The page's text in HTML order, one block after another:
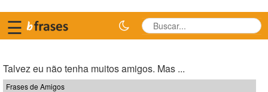
☰
Talvez eu não tenha muitos amigos. Mas ...
Frases de Amigos